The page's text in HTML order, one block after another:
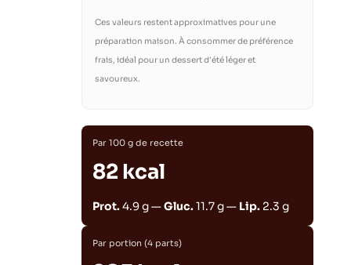
Ces valeurs restent approximatives pour une
préparation maison. À consommer de préférence
frais, idéal pour un dessert d'été léger et
savoureux.
Par 100 g de recette
82 kcal
Prot.4.9 g —Gluc.11.7 g — Lip. 2.3 g
Par portion (4 parts)